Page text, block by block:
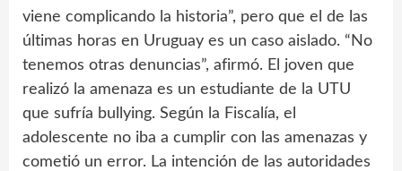
viene complicando la historia”, pero que el de las
últimas horas en Uruguay es un caso aislado. “No
tenemos otras denuncias”, afirmó. El joven que
realizó la amenaza es un estudiante de la UTU
que sufría bullying. Según la Fiscalía, el
adolescente no iba a cumplir con las amenazas y
cometió un error. La intención de las autoridades